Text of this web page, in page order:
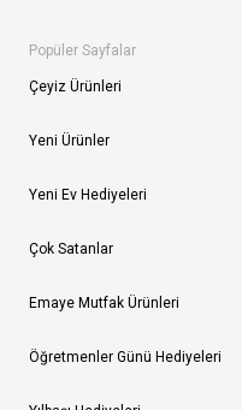
Popüler Sayfalar
Çeyiz Ürünleri
Yeni Ürünler
Yeni Ev Hediyeleri
Çok Satanlar
Emaye Mutfak Ürünleri
Öğretmenler Günü Hediyeleri